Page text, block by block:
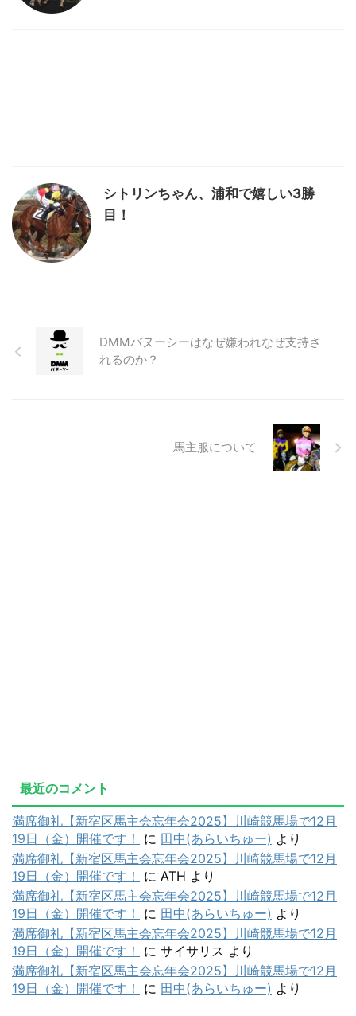
シトリンちゃん、浦和で嬉しい3勝
目！
DMMバヌーシーはなぜ嫌われなぜ支持さ
れるのか？
馬主服について
最近のコメント
満席御礼【新宿区馬主会忘年会2025】川崎競馬場で12月
19日（金）開催です！
に 田中(あらいちゅー) より
満席御礼【新宿区馬主会忘年会2025】川崎競馬場で12月
19日（金）開催です！
に ATH より
満席御礼【新宿区馬主会忘年会2025】川崎競馬場で12月
19日（金）開催です！
に 田中(あらいちゅー) より
満席御礼【新宿区馬主会忘年会2025】川崎競馬場で12月
19日（金）開催です！
に サイサリス より
満席御礼【新宿区馬主会忘年会2025】川崎競馬場で12月
19日（金）開催です！
に 田中(あらいちゅー) より